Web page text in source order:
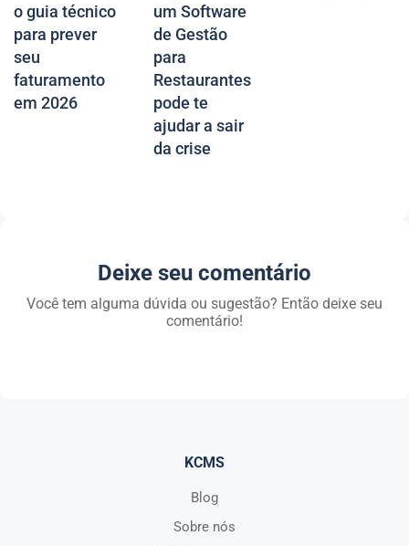
o guia técnico
para prever
seu
faturamento
em 2026
um Software
de Gestão
para
Restaurantes
pode te
ajudar a sair
da crise
Deixe seu comentário
Você tem alguma dúvida ou sugestão? Então deixe seu
comentário!
KCMS
Blog
Sobre nós